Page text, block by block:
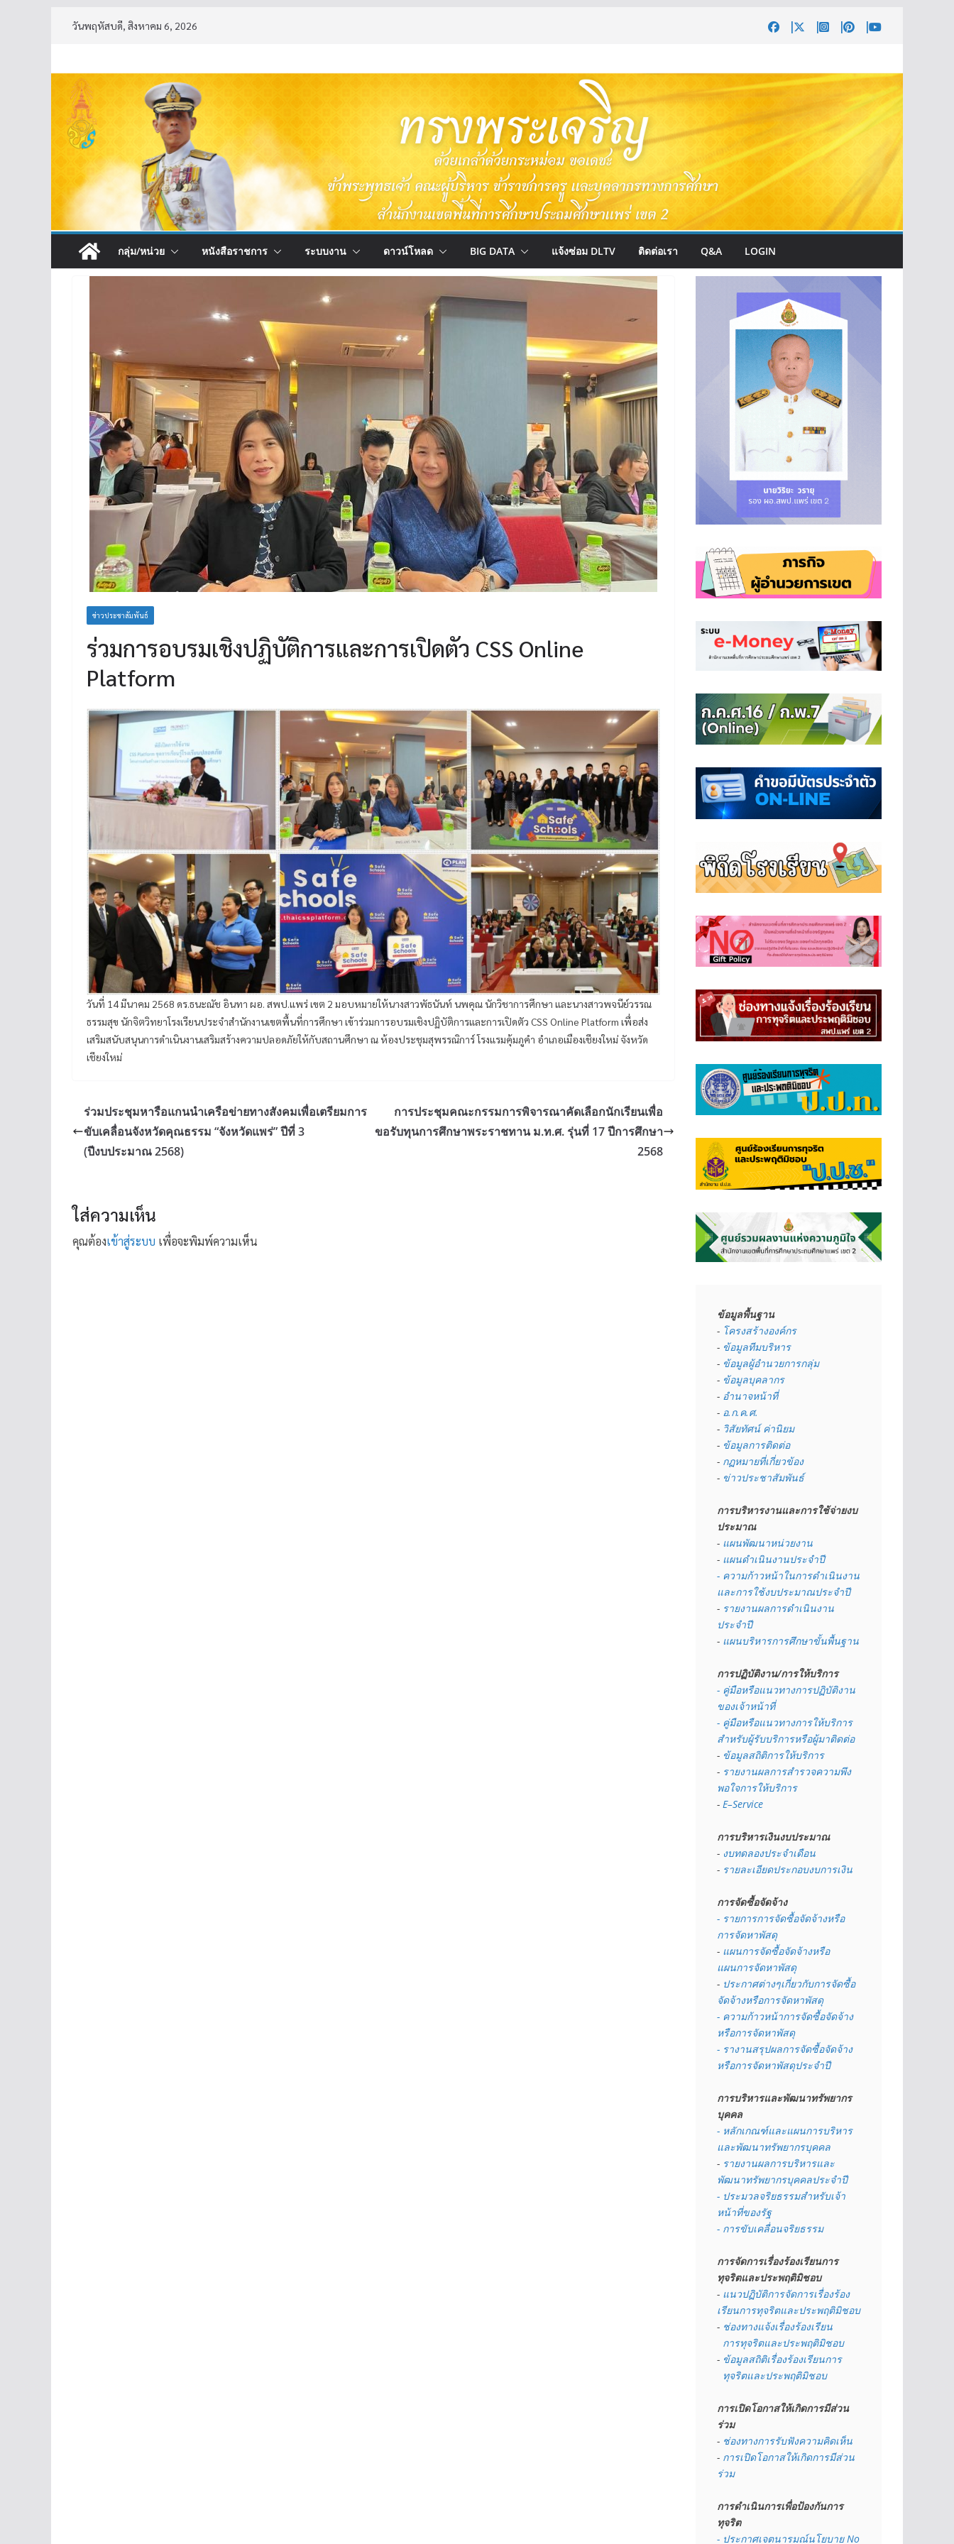
วันพฤหัสบดี, สิงหาคม 6, 2026
กลุ่ม/หน่วย หนังสือราชการ ระบบงาน ดาวน์โหลด BIG DATA แจ้งซ่อม DLTV ติดต่อเรา Q&A LOGIN
ข่าวประชาสัมพันธ์
ร่วมการอบรมเชิงปฏิบัติการและการเปิดตัว CSS Online
Platform
วันที่ 14 มีนาคม 2568 ดร.ธนะณัช อินทา ผอ. สพป.แพร่ เขต 2 มอบหมายให้นางสาวพัธนันท์ นพคุณ นักวิชาการศึกษา และนางสาวพจนีย์วรรณ
ธรรมสุข นักจิตวิทยาโรงเรียนประจำสำนักงานเขตพื้นที่การศึกษา เข้าร่วมการอบรมเชิงปฏิบัติการและการเปิดตัว CSS Online Platform เพื่อส่ง
เสริมสนับสนุนการดำเนินงานเสริมสร้างความปลอดภัยให้กับสถานศึกษา ณ ห้องประชุมสุพรรณิการ์ โรงแรมคุ้มภูคำ อำเภอเมืองเชียงใหม่ จังหวัด
เชียงใหม่
ร่วมประชุมหารือแกนนำเครือข่ายทางสังคมเพื่อเตรียมการ
ขับเคลื่อนจังหวัดคุณธรรม “จังหวัดแพร่” ปีที่ 3
(ปีงบประมาณ 2568)
การประชุมคณะกรรมการพิจารณาคัดเลือกนักเรียนเพื่อ
ขอรับทุนการศึกษาพระราชทาน ม.ท.ศ. รุ่นที่ 17 ปีการศึกษา
2568
ใส่ความเห็น
คุณต้องเข้าสู่ระบบ เพื่อจะพิมพ์ความเห็น
ข้อมูลพื้นฐาน
- โครงสร้างองค์กร
- ข้อมูลทีมบริหาร
- ข้อมูลผู้อำนวยการกลุ่ม
- ข้อมูลบุคลากร
- อำนาจหน้าที่
- อ.ก.ค.ศ.
- วิสัยทัศน์ ค่านิยม
- ข้อมูลการติดต่อ
- กฏหมายที่เกี่ยวข้อง
- ข่าวประชาสัมพันธ์
การบริหารงานและการใช้จ่ายงบ
ประมาณ
- แผนพัฒนาหน่วยงาน
- แผนดำเนินงานประจำปี
- ความก้าวหน้าในการดำเนินงาน
และการใช้งบประมาณประจำปี
- รายงานผลการดำเนินงาน
ประจำปี
- แผนบริหารการศึกษาขั้นพื้นฐาน
การปฏิบัติงาน/การให้บริการ
- คู่มือหรือแนวทางการปฏิบัติงาน
ของเจ้าหน้าที่
- คู่มือหรือแนวทางการให้บริการ
สำหรับผู้รับบริการหรือผู้มาติดต่อ
- ข้อมูลสถิติการให้บริการ
- รายงานผลการสำรวจความพึง
พอใจการให้บริการ
- E–Service
การบริหารเงินงบประมาณ
- งบทดลองประจำเดือน
- รายละเอียดประกอบงบการเงิน
การจัดซื้อจัดจ้าง
- รายการการจัดซื้อจัดจ้างหรือ
การจัดหาพัสดุ
- แผนการจัดซื้อจัดจ้างหรือ
แผนการจัดหาพัสดุ
- ประกาศต่างๆเกี่ยวกับการจัดซื้อ
จัดจ้างหรือการจัดหาพัสดุ
- ความก้าวหน้าการจัดซื้อจัดจ้าง
หรือการจัดหาพัสดุ
- รางานสรุปผลการจัดซื้อจัดจ้าง
หรือการจัดหาพัสดุประจำปี
การบริหารและพัฒนาทรัพยากร
บุคคล
- หลักเกณฑ์และแผนการบริหาร
และพัฒนาทรัพยากรบุคคล
- รายงานผลการบริหารและ
พัฒนาทรัพยากรบุคคลประจำปี
- ประมวลจริยธรรมสำหรับเจ้า
หน้าที่ของรัฐ
- การขับเคลื่อนจริยธรรม
การจัดการเรื่องร้องเรียนการ
ทุจริตและประพฤติมิชอบ
- แนวปฏิบัติการจัดการเรื่องร้อง
เรียนการทุจริตและประพฤติมิชอบ
- ช่องทางแจ้งเรื่องร้องเรียน
  การทุจริตและประพฤติมิชอบ
- ข้อมูลสถิติเรื่องร้องเรียนการ
  ทุจริตและประพฤติมิชอบ
การเปิดโอกาสให้เกิดการมีส่วน
ร่วม
- ช่องทางการรับฟังความคิดเห็น
- การเปิดโอกาสให้เกิดการมีส่วน
ร่วม
การดำเนินการเพื่อป้องกันการ
ทุจริต
- ประกาศเจตนารมณ์นโยบาย No